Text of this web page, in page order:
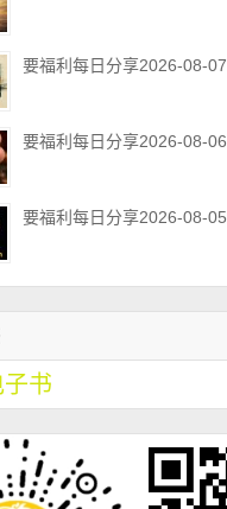
要福利每日分享2026-08-07
要福利每日分享2026-08-06
要福利每日分享2026-08-05
子书